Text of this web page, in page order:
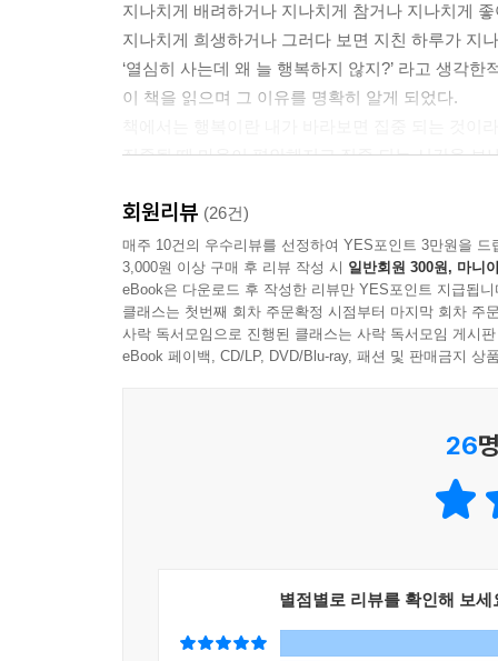
매일 밤 바랐던 나의 소원이 이루어지길 기적이 일
간절한 나의 마음이 담긴 만큼
--- p.49
오늘의 결과가 어떻든 여전히 당신은 많은 가능성
--- p.64
마음이 외롭고 공허해지는 순간
모든 사람에게 사랑받으려 할 때.
지나치게 배려하거나 지나치게 참거나 지나치게
지나치게 희생하거나 그러다 보면 지친 하루가 지
‘열심히 사는데 왜 늘 행복하지 않지?’ 라고 생각한
이 책을 읽으며 그 이유를 명확히 알게 되었다.
집중될 때 마음이 편안해지고 집중 되는 시간을 보
내가 좋아하는 게 없었다.
현재에 내가 만나고 바라보면 집중 되는 것들로
자책하여 아무것도 하기 싫어하는 사람으로 만드
내가 만족하는 것이 무엇인지 알아가고 찾아갈 때
“바람에 흔들리지 않는 꽃은 없다.
당신도 자신만의 향기를 잃지 않는 사람이 되기를
불안함 공허함 외로움 감정기복 자존감등 매 년
혼자의 시간을 가질 수 있는 용기, 매일 우울하고
회원리뷰 (26건)
매주 10건의 우수리뷰를 선정하여 YES포인트 3만원을 드
3,000원 이상 구매 후 리뷰 작성 시 일반회원 300원, 마니
eBook은 다운로드 후 작성한 리뷰만 YES포인트 지급됩니
클래스는 첫번째 회차 주문확정 시점부터 마지막 회차 주
사락 독서모임으로 진행된 클래스는 사락 독서모임 게시
eBook 페이백, CD/LP, DVD/Blu-ray, 패션 및 판매금지 상
26
별점별로 리뷰를 확인해 보세